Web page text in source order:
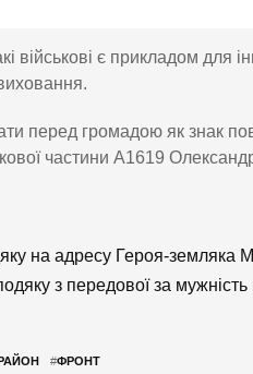
військові є прикладом для
перед громадою як знак
частини А1619
на адресу Героя-земляка
з передової за мужність
#ФРОНТ